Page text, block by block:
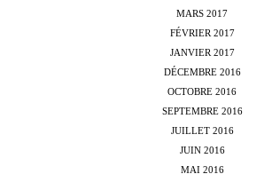
MARS 2017
FÉVRIER 2017
JANVIER 2017
DÉCEMBRE 2016
OCTOBRE 2016
SEPTEMBRE 2016
JUILLET 2016
JUIN 2016
MAI 2016